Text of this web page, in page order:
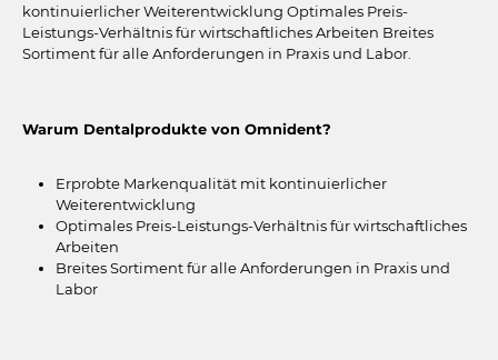
kontinuierlicher Weiterentwicklung Optimales Preis-
Leistungs-Verhältnis für wirtschaftliches Arbeiten Breites
Sortiment für alle Anforderungen in Praxis und Labor.
Warum Dentalprodukte von Omnident?
Erprobte Markenqualität mit kontinuierlicher
Weiterentwicklung
Optimales Preis-Leistungs-Verhältnis für wirtschaftliches
Arbeiten
Breites Sortiment für alle Anforderungen in Praxis und
Labor